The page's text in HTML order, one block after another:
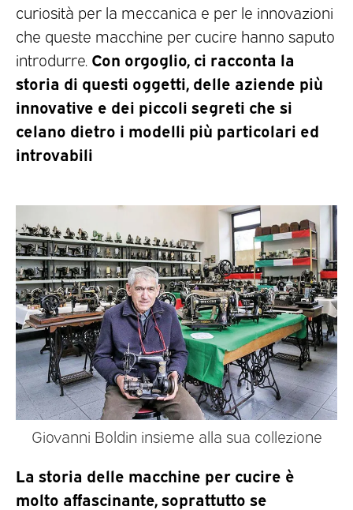
curiosità per la meccanica e per le innovazioni
che queste macchine per cucire hanno saputo
introdurre. Con orgoglio, ci racconta la
storia di questi oggetti, delle aziende più
innovative e dei piccoli segreti che si
celano dietro i modelli più particolari ed
introvabili
Giovanni Boldin insieme alla sua collezione
La storia delle macchine per cucire è
molto affascinante, soprattutto se